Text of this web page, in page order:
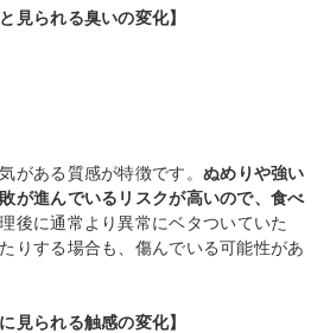
見られる臭いの変化】
がある質感が特徴です。 ぬめりや強い
が進んでいるリスクが高いので、食べ
後に通常より異常にベタついていた
りする場合も、傷んでいる可能性があ
見られる触感の変化】